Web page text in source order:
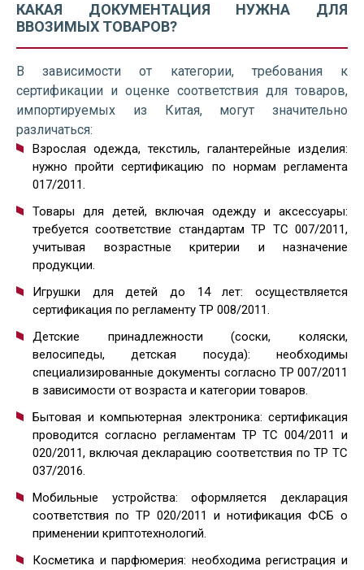
КАКАЯ ДОКУМЕНТАЦИЯ НУЖНА ДЛЯ
ВВОЗИМЫХ ТОВАРОВ?
В зависимости от категории, требования к
сертификации и оценке соответствия для товаров,
импортируемых из Китая, могут значительно
различаться:
Взрослая одежда, текстиль, галантерейные изделия:
нужно пройти сертификацию по нормам регламента
017/2011.
Товары для детей, включая одежду и аксессуары:
требуется соответствие стандартам ТР ТС 007/2011,
учитывая возрастные критерии и назначение
продукции.
Игрушки для детей до 14 лет: осуществляется
сертификация по регламенту ТР 008/2011.
Детские принадлежности (соски, коляски,
велосипеды, детская посуда): необходимы
специализированные документы согласно ТР 007/2011
в зависимости от возраста и категории товаров.
Бытовая и компьютерная электроника: сертификация
проводится согласно регламентам ТР ТС 004/2011 и
020/2011, включая декларацию соответствия по ТР ТС
037/2016.
Мобильные устройства: оформляется декларация
соответствия по ТР 020/2011 и нотификация ФСБ о
применении криптотехнологий.
Косметика и парфюмерия: необходима регистрация и